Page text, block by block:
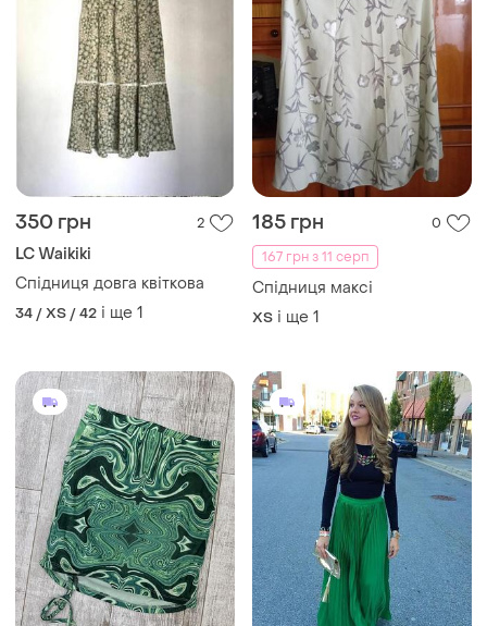
350 грн
LC Waikiki
Спідниця довга квіткова
185 грн
0
167 грн з 11 серп
Спідниця максі
ХS і ще 1
210 грн 0
Спідниця з завʼязкою
3299 грн 22
Phillip Lim